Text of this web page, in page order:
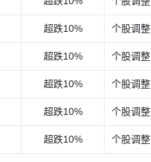
超跌10% 个股调整
超跌10% 个股调整
超跌10% 个股调整
超跌10% 个股调整
超跌10% 个股调整